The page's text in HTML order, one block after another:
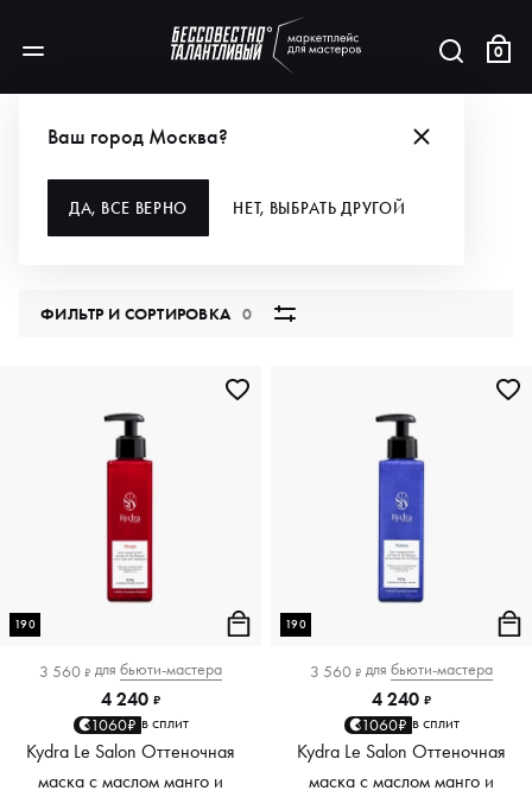
0
Ваш город Москва?
ДА, ВСЕ ВЕРНО НЕТ, ВЫБРАТЬ ДРУГОЙ
ВСЕ КАТЕГОРИИ
ФИЛЬТР И СОРТИРОВКА0
190
3 560 ₽ для бьюти-мастера
4 240 ₽
1060₽ в сплит
Kydra Le Salon Оттеночная
маска с маслом манго и
190
3 560 ₽ для бьюти-мастера
4 240 ₽
1060₽ в сплит
Kydra Le Salon Оттеночная
маска с маслом манго и